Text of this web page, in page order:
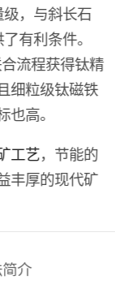
，与斜长石
有利条件。
流程获得钛精
细粒级钛磁铁
高。
工艺，节能的
丰厚的现代矿
介